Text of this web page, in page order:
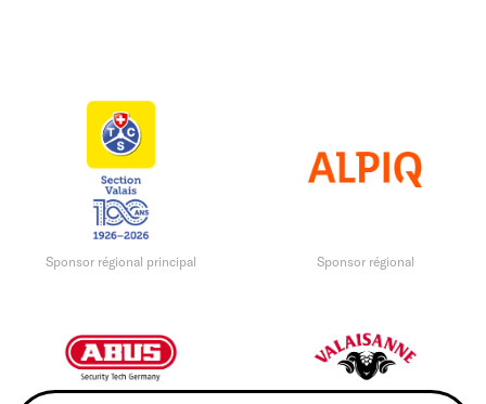
Sponsor régional principal Sponsor régional